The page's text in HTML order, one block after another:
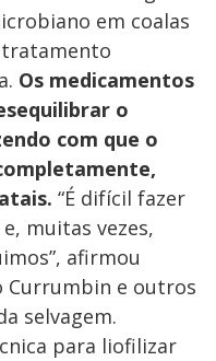
em coalas
Os medicamentos
o
com que o
“É difícil fazer
muitas vezes,
afirmou
Currumbin e outros
selvagem.
para liofilizar